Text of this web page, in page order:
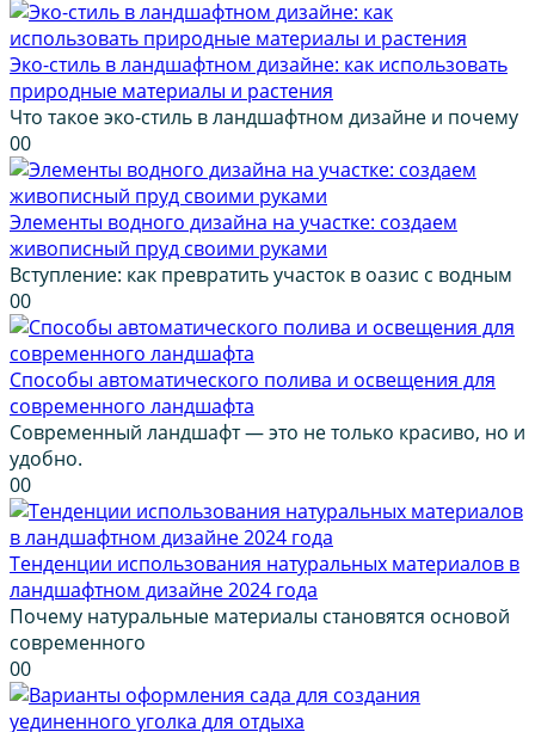
Эко-стиль в ландшафтном дизайне: как использовать
природные материалы и растения
Что такое эко-стиль в ландшафтном дизайне и почему
00
Элементы водного дизайна на участке: создаем
живописный пруд своими руками
Вступление: как превратить участок в оазис с водным
00
Способы автоматического полива и освещения для
современного ландшафта
Современный ландшафт — это не только красиво, но и
удобно.
00
Тенденции использования натуральных материалов в
ландшафтном дизайне 2024 года
Почему натуральные материалы становятся основой
современного
00